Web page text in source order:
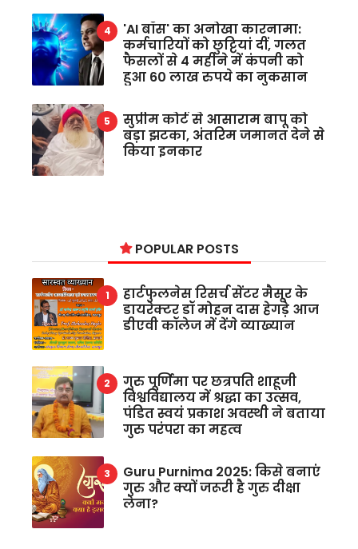
'AI बॉस' का अनोखा कारनामा:
कर्मचारियों को छुट्टियां दीं, गलत
फैसलों से 4 महीने में कंपनी को
हुआ 60 लाख रुपये का नुकसान
सुप्रीम कोर्ट से आसाराम बापू को
बड़ा झटका, अंतरिम जमानत देने से
किया इनकार
POPULAR POSTS
हार्टफुलनेस रिसर्च सेंटर मैसूर के
डायरेक्टर डॉ मोहन दास हेगड़े आज
डीएवी कॉलेज में देंगे व्याख्यान
गुरु पूर्णिमा पर छत्रपति शाहूजी
विश्वविद्यालय में श्रद्धा का उत्सव,
पंडित स्वयं प्रकाश अवस्थी ने बताया
गुरु परंपरा का महत्व
Guru Purnima 2025: किसे बनाएं
गुरु और क्यों जरूरी है गुरु दीक्षा
लेना?